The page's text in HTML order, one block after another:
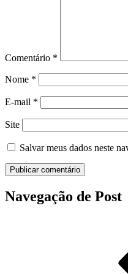
Comentário *
Nome *
E-mail *
Site
Salvar meus dados neste
Navegação de Post